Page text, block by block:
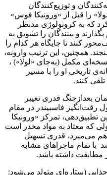
و توزیع‌کنندگان
را قبل از «ورونیکا فوس»
که به کرونولوژی مدنظر
و بینندگان را تشویق به
کنند تا جایگاه هر کدام را
همچنین، این ترتیب وارونه،
مکمل (به‌جای «لولا») ،
تاریخی او را با مسیر
کنند.
بعدازجنگ قدری تغییر
رقت‌انگیز فاسبیندر در مقام
تمرکز «ورونیکا
که معتاد به مواد مخدر است
هم می‌میرد، قدری تسهیل
تمام ماجراهای مشابه
مطابقت داشته باشد.
(ستاره‌ای متولد می‌شود: